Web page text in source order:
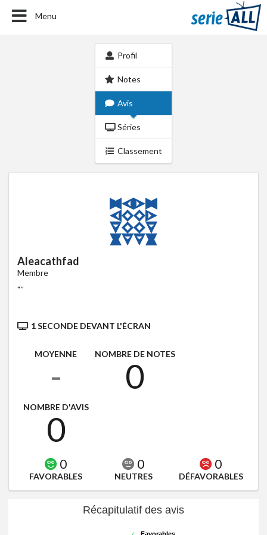
Menu
Profil
Notes
Avis
Séries
Classement
Aleacathfad
Membre
""
1 SECONDE DEVANT L'ÉCRAN
MOYENNE
-
NOMBRE DE NOTES
0
NOMBRE D'AVIS
0
0
FAVORABLES
0
NEUTRES
0
DÉFAVORABLES
Récapitulatif des avis
Favorables
Favorables